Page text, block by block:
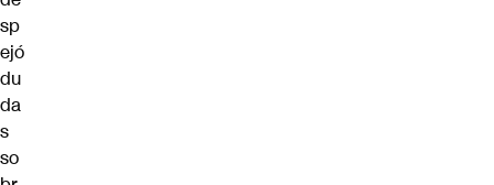
sp
ejó
du
da
s
so